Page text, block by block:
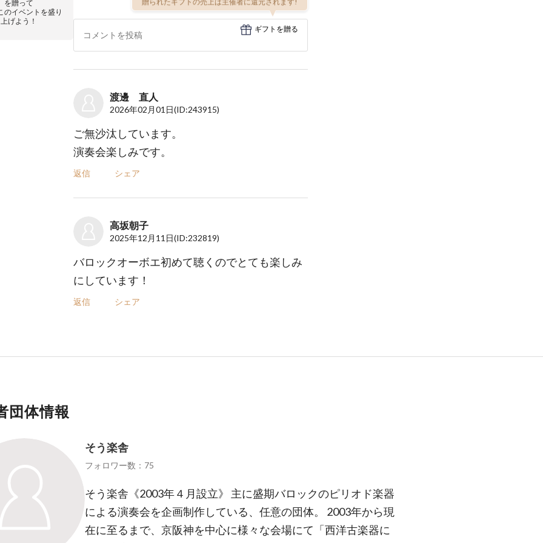
を贈って
のイベントを盛り
上げよう！
贈られたギフトの売上は主催者に還元されます!
ギフトを贈る
渡邊 直人
2026年02月01日(ID:243915)
ご無沙汰しています。
演奏会楽しみです。
返信 シェア
高坂朝子
2025年12月11日(ID:232819)
バロックオーボエ初めて聴くのでとても楽しみ
にしています！
返信 シェア
団体情報
そう楽舎
フォロワー数：75
そう楽舎《2003年４月設立》 主に盛期バロックのピリオド楽器
による演奏会を企画制作している、任意の団体。 2003年から現
在に至るまで、京阪神を中心に様々な会場にて「西洋古楽器に